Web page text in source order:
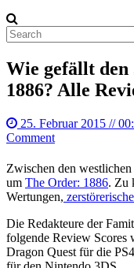
Wie gefällt
1886? Alle
25. Februar 2015 //
Comment
Zwischen den
um The Order: 1886. Zu
Wertungen,
Die Redakteure der
folgende Review Scores
Dragon Quest für die